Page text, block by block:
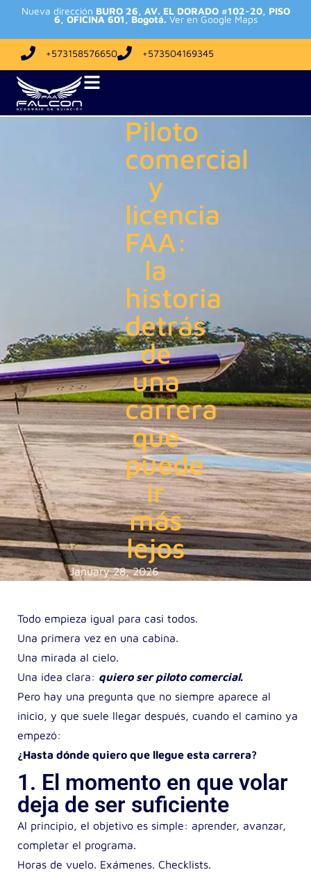
Nueva dirección BURO 26, AV. EL DORADO #102-20, PISO
6, OFICINA 601, Bogotá. Ver en Google Maps
+573158576650 +573504169345
Piloto
comercial
y
licencia
FAA:
la
historia
detrás
de
una
carrera
que
puede
ir
más
lejos
January 28, 2026
Todo empieza igual para casi todos.
Una primera vez en una cabina.
Una mirada al cielo.
Una idea clara: quiero ser piloto comercial.
Pero hay una pregunta que no siempre aparece al
inicio, y que suele llegar después, cuando el camino ya
empezó:
¿Hasta dónde quiero que llegue esta carrera?
1. El momento en que volar
deja de ser suficiente
Al principio, el objetivo es simple: aprender, avanzar,
completar el programa.
Horas de vuelo. Exámenes. Checklists.